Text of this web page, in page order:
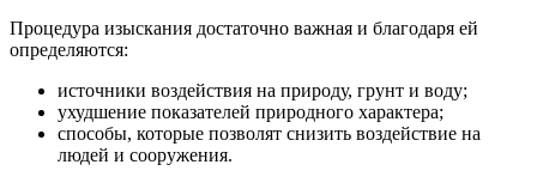
Процедура изыскания достаточно важная и благодаря ей
определяются:
источники воздействия на природу, грунт и воду;
ухудшение показателей природного характера;
способы, которые позволят снизить воздействие на
людей и сооружения.